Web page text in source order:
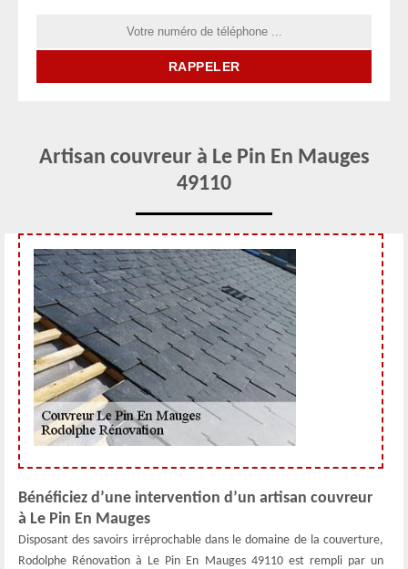
Artisan couvreur à Le Pin En Mauges
49110
Bénéficiez d’une intervention d’un artisan couvreur
à Le Pin En Mauges
Disposant des savoirs irréprochable dans le domaine de la couverture,
Rodolphe Rénovation à Le Pin En Mauges 49110 est rempli par un